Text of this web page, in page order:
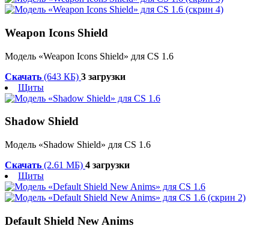
Weapon Icons Shield
Модель «Weapon Icons Shield» для CS 1.6
Скачать (643 КБ) 3 загрузки
Щиты
Shadow Shield
Модель «Shadow Shield» для CS 1.6
Скачать (2.61 МБ) 4 загрузки
Щиты
Default Shield New Anims